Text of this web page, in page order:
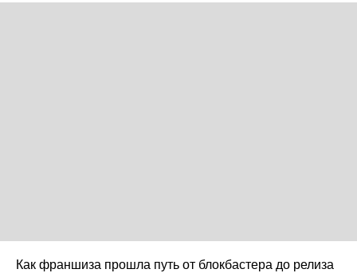
Как франшиза прошла путь от блокбастера до релиза